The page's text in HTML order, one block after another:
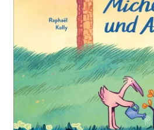
WEITERE VERLAGE
Search: